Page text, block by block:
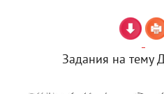
Задания на тему